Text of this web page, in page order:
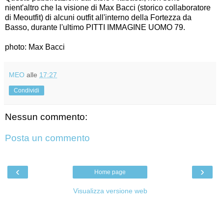
nient'altro che la visione di Max Bacci (storico collaboratore
di Meoutfit) di alcuni outfit all'interno della Fortezza da
Basso, durante l'ultimo PITTI IMMAGINE UOMO 79.
photo: Max Bacci
MEO alle 17:27
Condividi
Nessun commento:
Posta un commento
‹ ›
Home page
Visualizza versione web